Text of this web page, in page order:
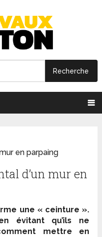
en parpaing
d’un mur en
une « ceinture ».
évitant qu’ils ne
mettre en